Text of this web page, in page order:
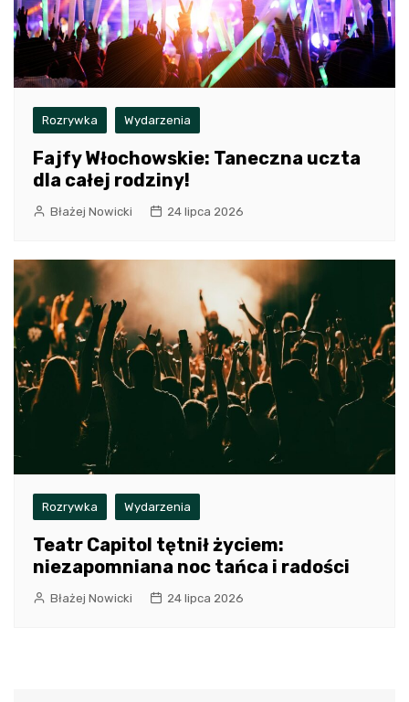
Rozrywka Wydarzenia
Fajfy Włochowskie: Taneczna uczta
dla całej rodziny!
Błażej Nowicki 24 lipca 2026
Rozrywka Wydarzenia
Teatr Capitol tętnił życiem:
niezapomniana noc tańca i radości
Błażej Nowicki 24 lipca 2026